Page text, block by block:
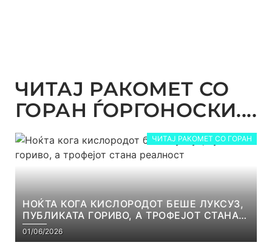
ЧИТАЈ РАКОМЕТ СО
ГОРАН ЃОРГОНОСКИ....
ЧИТАЈ РАКОМЕТ СО ГОРАН
НОЌТА КОГА КИСЛОРОДОТ БЕШЕ ЛУКСУЗ,
ПУБЛИКАТА ГОРИВО, А ТРОФЕЈОТ СТАНА
РЕАЛНОСТ
01/06/2026